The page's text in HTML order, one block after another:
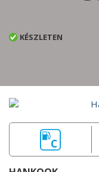
KÉSZLETEN
C